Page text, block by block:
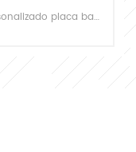
computadora
personalizado placa base biografías poste altavoz 4 pin 2 conector de cable altavoz pequeño timbre timbre del chasis